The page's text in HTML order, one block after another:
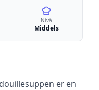
Nivå
Middels
er en